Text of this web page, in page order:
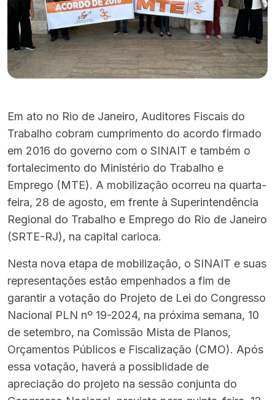
Em ato no Rio de Janeiro, Auditores Fiscais do
Trabalho cobram cumprimento do acordo firmado
em 2016 do governo com o SINAIT e também o
fortalecimento do Ministério do Trabalho e
Emprego (MTE). A mobilização ocorreu na quarta-
feira, 28 de agosto, em frente à Superintendência
Regional do Trabalho e Emprego do Rio de Janeiro
(SRTE-RJ), na capital carioca.
Nesta nova etapa de mobilização, o SINAIT e suas
representações estão empenhados a fim de
garantir a votação do Projeto de Lei do Congresso
Nacional PLN nº 19-2024, na próxima semana, 10
de setembro, na Comissão Mista de Planos,
Orçamentos Públicos e Fiscalização (CMO). Após
essa votação, haverá a possiblidade de
apreciação do projeto na sessão conjunta do